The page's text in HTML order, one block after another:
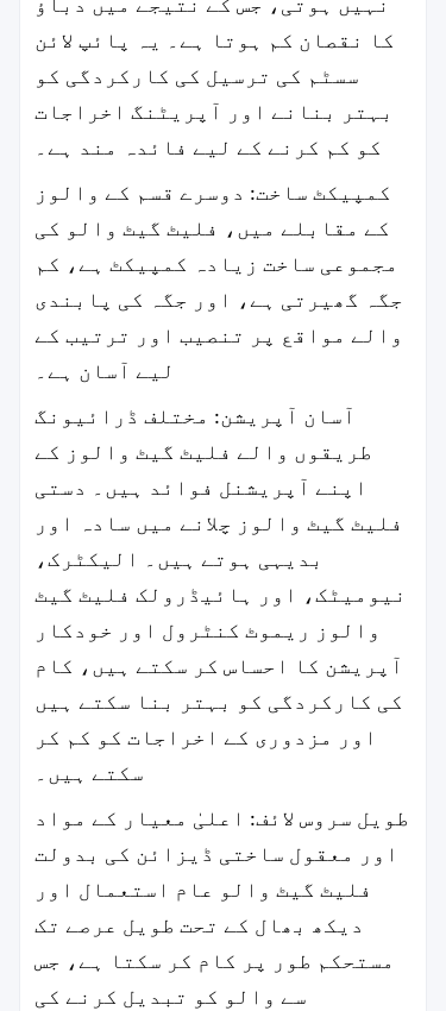
نہیں ہوتی، جس کے نتیجے میں دباؤ
کا نقصان کم ہوتا ہے۔ یہ پائپ لائن
سسٹم کی ترسیل کی کارکردگی کو
بہتر بنانے اور آپریٹنگ اخراجات
کو کم کرنے کے لیے فائدہ مند ہے۔
کمپیکٹ ساخت: دوسرے قسم کے والوز
کے مقابلے میں، فلیٹ گیٹ والو کی
مجموعی ساخت زیادہ کمپیکٹ ہے، کم
جگہ گھیرتی ہے، اور جگہ کی پابندی
والے مواقع پر تنصیب اور ترتیب کے
لیے آسان ہے۔
آسان آپریشن: مختلف ڈرائیونگ
طریقوں والے فلیٹ گیٹ والوز کے
اپنے آپریشنل فوائد ہیں۔ دستی
فلیٹ گیٹ والوز چلانے میں سادہ اور
بدیہی ہوتے ہیں۔ الیکٹرک،
نیومیٹک، اور ہائیڈرولک فلیٹ گیٹ
والوز ریموٹ کنٹرول اور خودکار
آپریشن کا احساس کر سکتے ہیں، کام
کی کارکردگی کو بہتر بنا سکتے ہیں
اور مزدوری کے اخراجات کو کم کر
سکتے ہیں۔
طویل سروس لائف: اعلیٰ معیار کے مواد
اور معقول ساختی ڈیزائن کی بدولت
فلیٹ گیٹ والو عام استعمال اور
دیکھ بھال کے تحت طویل عرصے تک
مستحکم طور پر کام کر سکتا ہے، جس
سے والو کو تبدیل کرنے کی